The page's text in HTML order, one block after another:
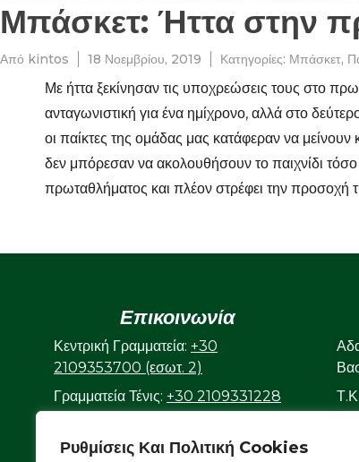
Ρυθμίσεις Και Πολιτική Cookies
Μπάσκετ: Ήττα στην
Από kintos 18 Νοεμβρίου, 2019 Κατηγορίες: Μπάσκετ,
Με ήττα ξεκίνησαν τις υποχρεώσεις τους στο
ανταγωνιστική για ένα ημίχρονο, αλλά στο
οι παίκτες της ομάδας μας κατάφεραν να
δεν μπόρεσαν να ακολουθήσουν το παιχνίδι
πρωταθλήματος και πλέον στρέφει την προσοχή
Επικοινωνία
Κεντρική Γραμματεία: +30
2109353700 (εσωτ. 2)
Γραμματεία Τένις: +30 2109331228
Γραμματεία Κολυμβητικού:+30